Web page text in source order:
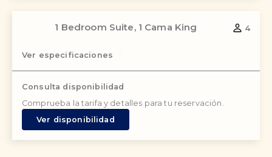
1 Bedroom Suite, 1 Cama King
Ver especificaciones
4
Consulta disponibilidad
Comprueba la tarifa y detalles para tu reservación.
Ver disponibilidad